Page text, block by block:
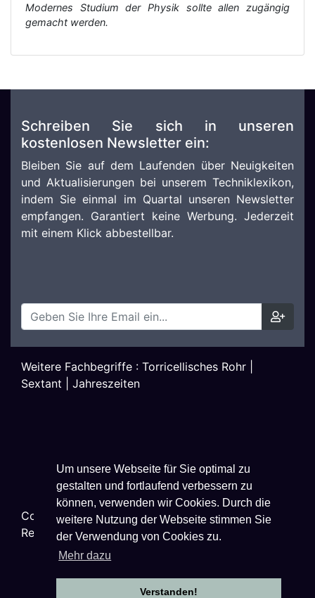
Um unsere Webseite für Sie optimal zu
gestalten und fortlaufend verbessern zu
können, verwenden wir Cookies. Durch die
weitere Nutzung der Webseite stimmen Sie
der Verwendung von Cookies zu.
Mehr dazu
Verstanden!
Modernes Studium der Physik sollte allen zugängig
gemacht werden.
Schreiben Sie sich in unseren
kostenlosen Newsletter ein:
Bleiben Sie auf dem Laufenden über Neuigkeiten
und Aktualisierungen bei unserem Techniklexikon,
indem Sie einmal im Quartal unseren Newsletter
empfangen. Garantiert keine Werbung. Jederzeit
mit einem Klick abbestellbar.
Weitere Fachbegriffe : Torricellisches Rohr
Sextant
Jahreszeiten
Copyright © 2026Techniklexikon.net - All Rights
Reserved.